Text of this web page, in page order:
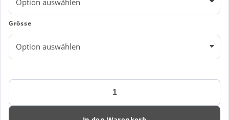
Grösse
Switcher
sweatjacke